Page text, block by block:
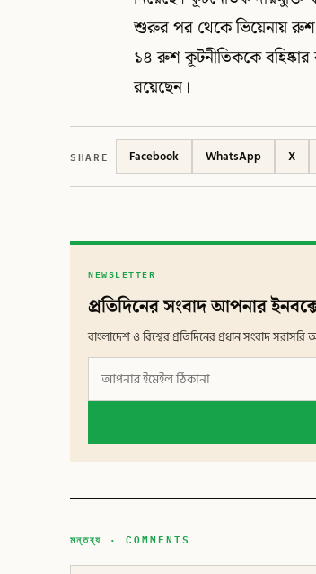
শুরুর পর থেকে ভিয়েনায় রুশ
১৪ রুশ কূটনীতিককে বহিষ্কার
রয়েছেন।
SHARE Facebook WhatsApp X
NEWSLETTER
প্রতিদিনের সংবাদ আপনার
বাংলাদেশ ও বিশ্বের প্রতিদিনের প্রধান সংবাদ
মন্তব্য · COMMENTS